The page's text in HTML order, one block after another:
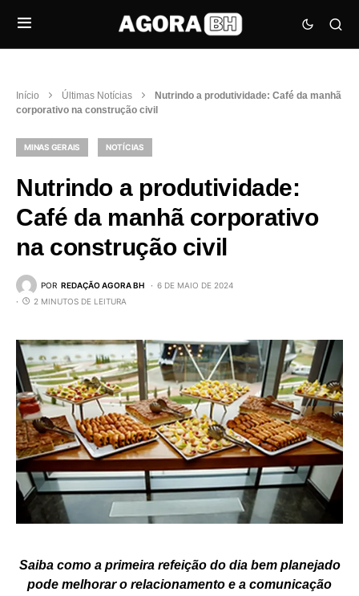
Início Últimas Notícias
Nutrindo a produtividade: Café da manhã
corporativo na construção civil
MINAS GERAIS NOTÍCIAS
Nutrindo a produtividade:
Café da manhã corporativo
na construção civil
POR REDAÇÃO AGORA BH
6 DE MAIO DE 2024
2 MINUTOS DE LEITURA
Saiba como a primeira refeição do dia bem planejado
pode melhorar o relacionamento e a comunicação